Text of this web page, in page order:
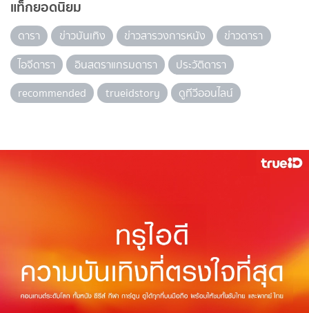
แท็กยอดนิยม
ดารา ข่าวบันเทิง ข่าวสารวงการหนัง
ข่าวดารา
ไอจีดารา
อินสตราแกรมดารา
ประวัติดารา
recommended
trueidstory ดูทีวีออนไลน์